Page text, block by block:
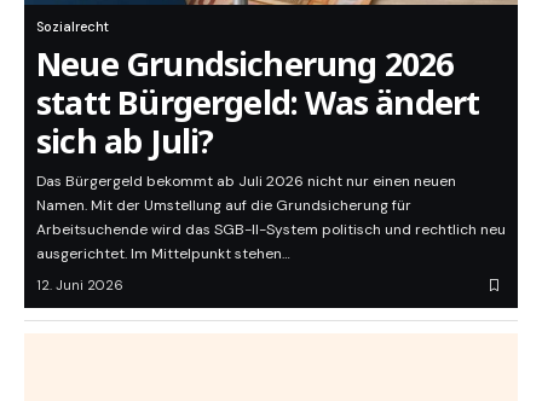
Sozialrecht
Neue Grundsicherung 2026
statt Bürgergeld: Was ändert
sich ab Juli?
Das Bürgergeld bekommt ab Juli 2026 nicht nur einen neuen
Namen. Mit der Umstellung auf die Grundsicherung für
Arbeitsuchende wird das SGB-II-System politisch und rechtlich neu
ausgerichtet. Im Mittelpunkt stehen…
12. Juni 2026